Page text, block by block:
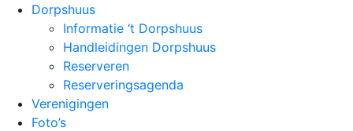
Dorpshuus
Informatie ‘t Dorpshuus
Handleidingen Dorpshuus
Reserveren
Reserveringsagenda
Verenigingen
Foto’s